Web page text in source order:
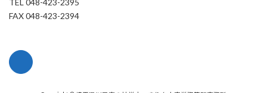
FAX 048-423-2394